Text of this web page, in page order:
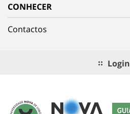
CONHECER
Contactos
Login